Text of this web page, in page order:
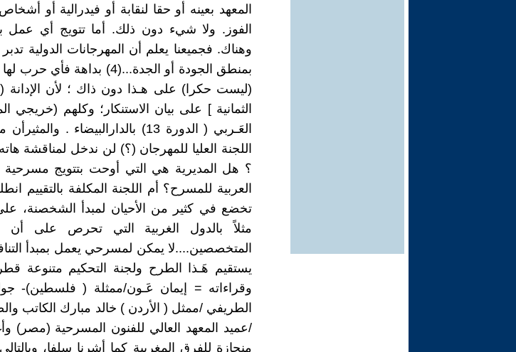
المعهد بعينه أو حقا لنقابة أو فيدرالية أو
الفوز. ولا شيء دون ذلك. أما تتويج أي
وهناك. فجميعنا يعلم أن المهرجانات الدولية
بمنطق الجودة أو الجدة...(4)
(ليست حكرا) على هـذا دون ذاك ؛ لأن
الثمانية ] على بيان الاستنكار؛ وكلهم (خريجي
العَـربي ( الدورة 13)
اللجنة العليا للمهرجان (؟) لن ندخل لمناقشة
؟ هل المديرية هي التي أوحت بتتويج مسرحية
العربية للمسرح؟ أم اللجنة المكلفة بالتقييم
تخضع في كثير من الأحيان لمبدأ الشخصنة،
مثلاً بالدول الغربية التي تحرص على أن
يستقيم هَـذا الطرح ولجنة التحكيم متنوعة
وقراءاته = إيمان عَـون/ممثلة ( فلسطين)-
الطريفي /ممثل ( الأردن ) خالد مبارك
/عميد المعهد العالي للفنون المسرحية (مصر)
منحازة للفرق المغربية كما أشرنا سلفا،